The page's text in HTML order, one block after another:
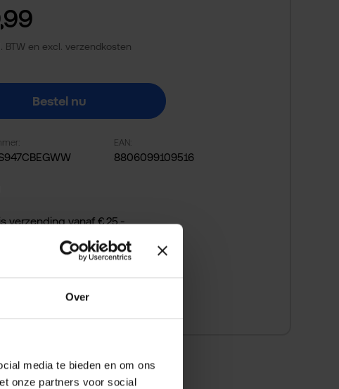
Over
media te bieden en om ons
onze partners voor social
BTW en excl. verzendkosten
Bestel nu
EAN:
8806099109516
verzending vanaf € 25,-
bedenktijd
en snel betalen